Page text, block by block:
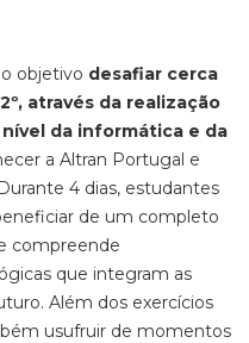
objetivo desafiar cerca
através da realização
da informática e da
a Altran Portugal e
4 dias, estudantes
de um completo
compreende
que integram as
Além dos exercícios
usufruir de momentos